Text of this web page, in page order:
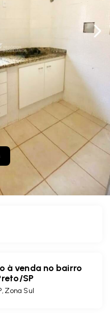
à venda no bairro
SP
Zona Sul